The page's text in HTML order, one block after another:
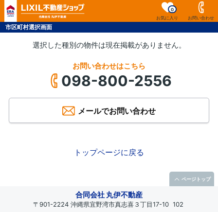
お気に入り
0
お問い合わせ
市区町村選択画面
選択した種別の物件は現在掲載がありません。
お問い合わせはこちら
098-800-2556
メールでお問い合わせ
トップページに戻る
合同会社 丸伊不動産
〒901-2224 沖縄県宜野湾市真志喜３丁目17-10 102
ページトップ